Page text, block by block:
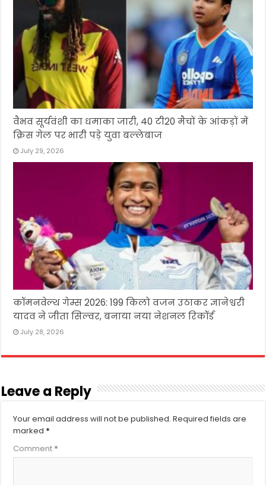
वैभव सूर्यवंशी का धमाका जारी, 40 टी20 मैचों के आंकड़ों में
क्रिस गेल पर भारी पड़े युवा बल्लेबाज
July 29, 2026
कॉमनवेल्थ गेम्स 2026: 199 किलो वजन उठाकर ज्ञानेश्वरी
यादव ने जीता सिल्वर, बनाया नया नेशनल रिकॉर्ड
July 28, 2026
Leave a Reply
Your email address will not be published. Required fields are
marked *
Comment *